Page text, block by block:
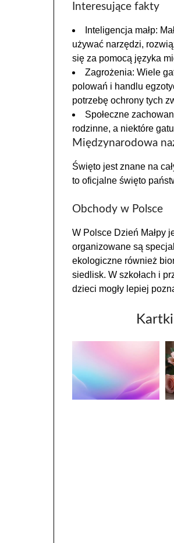
Interesujące fakty
Inteligencja małp:
używać narzędzi,
się za pomocą języka
Zagrożenia: Wiele
polowań i handlu
potrzebę ochrony tych
Społeczne
rodzinne, a niektóre
Międzynarodowa
Święto jest znane na
to oficjalne święto
Obchody w Polsce
W Polsce Dzień Małpy
organizowane są
ekologiczne również
siedlisk. W szkołach i
dzieci mogły lepiej